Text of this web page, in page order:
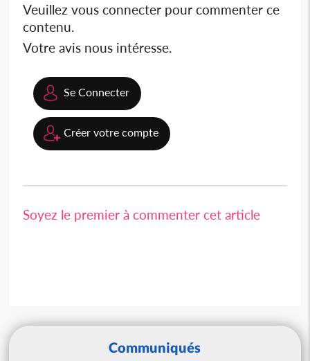
Veuillez vous connecter pour commenter ce
contenu.
Votre avis nous intéresse.
Se Connecter
Créer votre compte
Soyez le premier à commenter cet article
Communiqués